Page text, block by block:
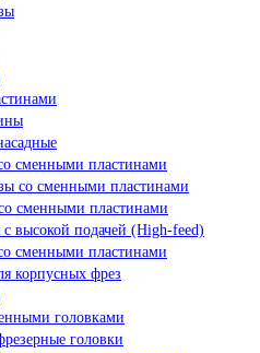
сменными пластинами
со сменными пластинами
сменными пластинами
высокой подачей (High-feed)
сменными пластинами
корпусных фрез
головками
головки